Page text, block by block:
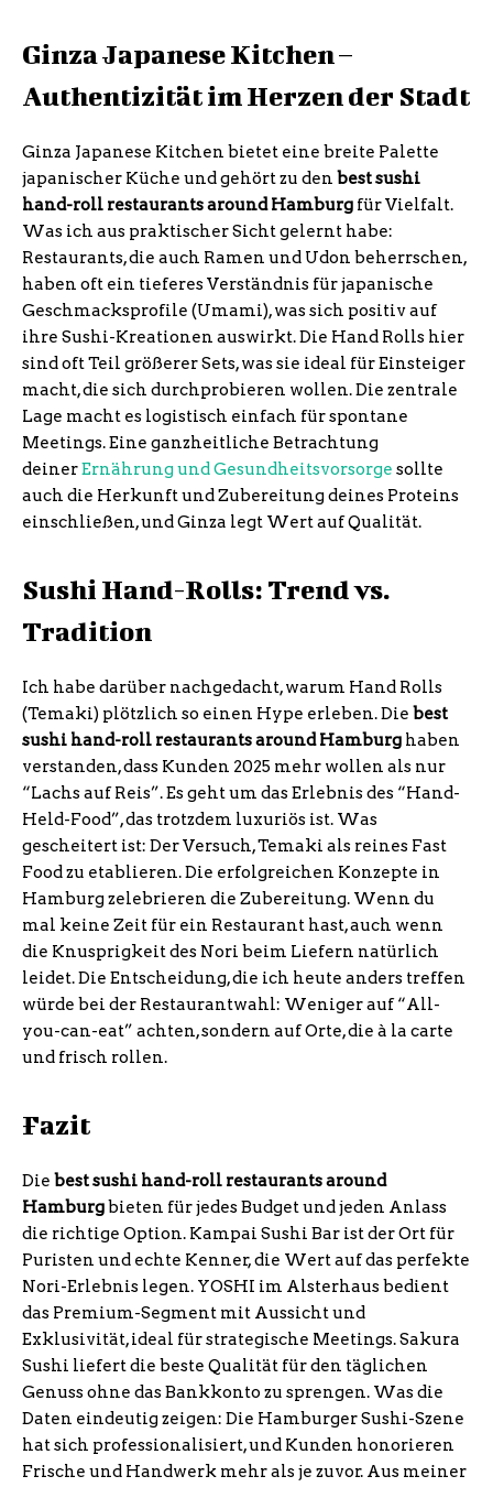
Ginza Japanese Kitchen –
Authentizität im Herzen der Stadt
Ginza Japanese Kitchen bietet eine breite Palette
japanischer Küche und gehört zu den best sushi
hand-roll restaurants around Hamburg für Vielfalt.
Was ich aus praktischer Sicht gelernt habe:
Restaurants, die auch Ramen und Udon beherrschen,
haben oft ein tieferes Verständnis für japanische
Geschmacksprofile (Umami), was sich positiv auf
ihre Sushi-Kreationen auswirkt. Die Hand Rolls hier
sind oft Teil größerer Sets, was sie ideal für Einsteiger
macht, die sich durchprobieren wollen. Die zentrale
Lage macht es logistisch einfach für spontane
Meetings. Eine ganzheitliche Betrachtung
deinerErnährung und Gesundheitsvorsorge sollte
auch die Herkunft und Zubereitung deines Proteins
einschließen, und Ginza legt Wert auf Qualität.
Sushi Hand-Rolls: Trend vs.
Tradition
Ich habe darüber nachgedacht, warum Hand Rolls
(Temaki) plötzlich so einen Hype erleben. Die best
sushi hand-roll restaurants around Hamburg haben
verstanden, dass Kunden 2025 mehr wollen als nur
“Lachs auf Reis”. Es geht um das Erlebnis des “Hand-
Held-Food”, das trotzdem luxuriös ist. Was
gescheitert ist: Der Versuch, Temaki als reines Fast
Food zu etablieren. Die erfolgreichen Konzepte in
Hamburg zelebrieren die Zubereitung. Wenn du
mal keine Zeit für ein Restaurant hast, auch wenn
die Knusprigkeit des Nori beim Liefern natürlich
leidet. Die Entscheidung, die ich heute anders treffen
würde bei der Restaurantwahl: Weniger auf “All-
you-can-eat” achten, sondern auf Orte, die à la carte
und frisch rollen.
Fazit
Die best sushi hand-roll restaurants around
Hamburgbieten für jedes Budget und jeden Anlass
die richtige Option. Kampai Sushi Bar ist der Ort für
Puristen und echte Kenner, die Wert auf das perfekte
Nori-Erlebnis legen. YOSHI im Alsterhaus bedient
das Premium-Segment mit Aussicht und
Exklusivität, ideal für strategische Meetings. Sakura
Sushi liefert die beste Qualität für den täglichen
Genuss ohne das Bankkonto zu sprengen. Was die
Daten eindeutig zeigen: Die Hamburger Sushi-Szene
hat sich professionalisiert, und Kunden honorieren
Frische und Handwerk mehr als je zuvor. Aus meiner